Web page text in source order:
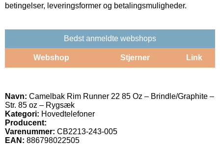
betingelser, leveringsformer og betalingsmuligheder.
Bedst anmeldte webshops
Webshop Stjerner Link
Navn: Camelbak Rim Runner 22 85 Oz – Brindle/Graphite –
Str. 85 oz – Rygsæk
Kategori: Hovedtelefoner
Producent:
Varenummer: CB2213-243-005
EAN: 886798022505